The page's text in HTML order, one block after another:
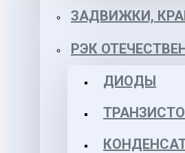
ЗАДВИЖКИ,
РЭК
ДИОДЫ